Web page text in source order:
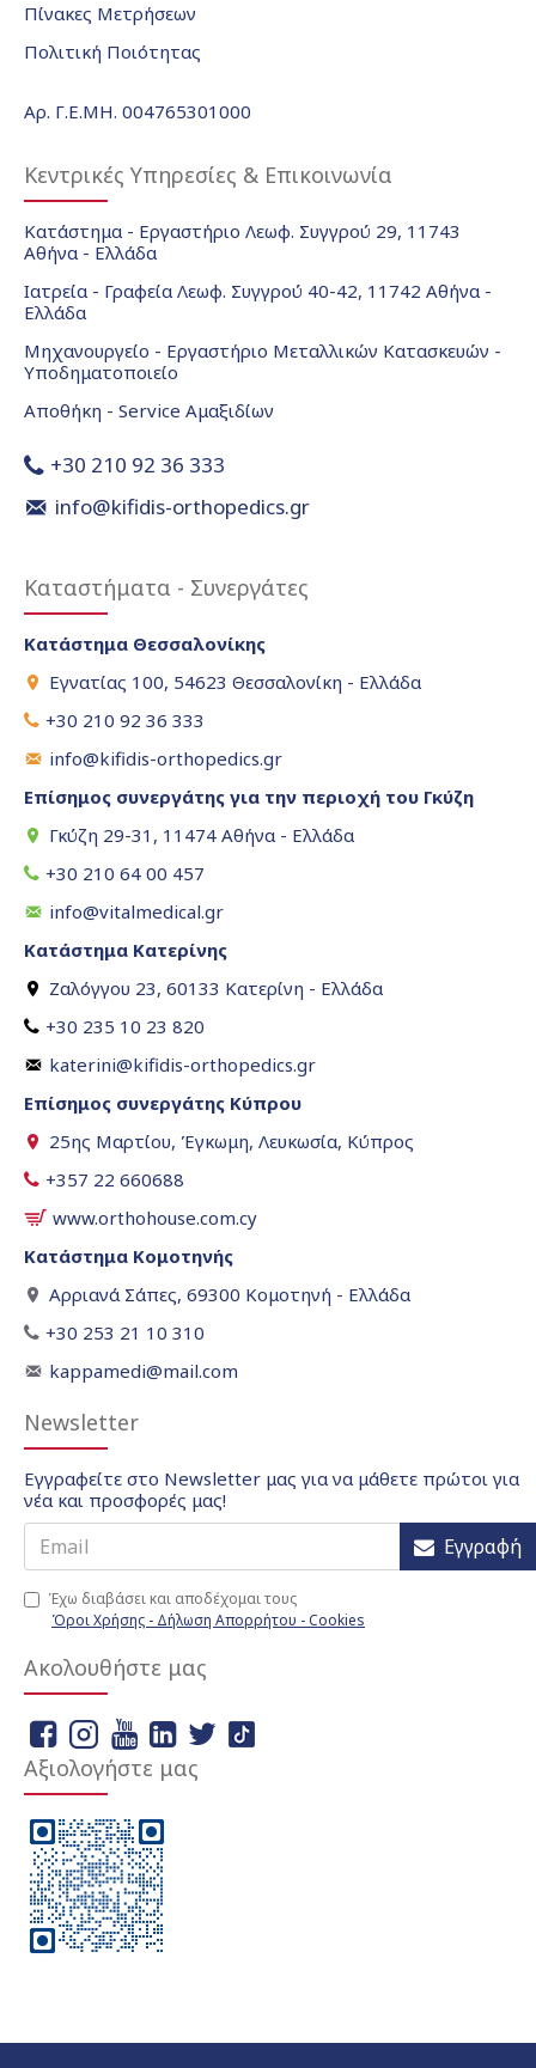
Πίνακες Μετρήσεων
Πολιτική Ποιότητας
Αρ. Γ.Ε.ΜΗ. 004765301000
Κεντρικές Υπηρεσίες & Επικοινωνία
Κατάστημα - Εργαστήριο Λεωφ. Συγγρού 29, 11743
Αθήνα - Ελλάδα
Ιατρεία - Γραφεία Λεωφ. Συγγρού 40-42, 11742 Αθήνα -
Ελλάδα
Μηχανουργείο - Εργαστήριο Μεταλλικών Κατασκευών -
Υποδηματοποιείο
Αποθήκη - Service Αμαξιδίων
+30 210 92 36 333
info@kifidis-orthopedics.gr
Καταστήματα - Συνεργάτες
Κατάστημα Θεσσαλονίκης
Εγνατίας 100, 54623 Θεσσαλονίκη - Ελλάδα
+30 210 92 36 333
info@kifidis-orthopedics.gr
Επίσημος συνεργάτης για την περιοχή του Γκύζη
Γκύζη 29-31, 11474 Αθήνα - Ελλάδα
+30 210 64 00 457
info@vitalmedical.gr
Κατάστημα Κατερίνης
Ζαλόγγου 23, 60133 Κατερίνη - Ελλάδα
+30 235 10 23 820
katerini@kifidis-orthopedics.gr
Επίσημος συνεργάτης Κύπρου
25ης Μαρτίου, Έγκωμη, Λευκωσία, Κύπρος
+357 22 660688
www.orthohouse.com.cy
Κατάστημα Κομοτηνής
Αρριανά Σάπες, 69300 Κομοτηνή - Ελλάδα
+30 253 21 10 310
kappamedi@mail.com
Newsletter
Εγγραφείτε στο Newsletter μας για να μάθετε πρώτοι για
νέα και προσφορές μας!
Εγγραφή
Έχω διαβάσει και αποδέχομαι τους
Όροι Χρήσης - Δήλωση Απορρήτου - Cookies
Ακολουθήστε μας
Αξιολογήστε μας